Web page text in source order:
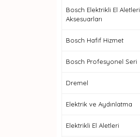
Bosch Elektrikli El Aletleri
Aksesuarları
Bosch Hafif Hizmet
Bosch Profesyonel Seri
Dremel
Elektrik ve Aydınlatma
Elektrikli El Aletleri